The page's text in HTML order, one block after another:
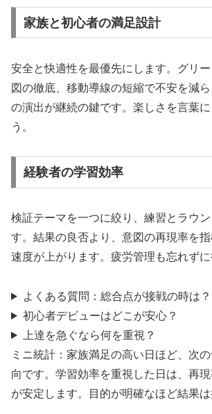
家族と初心者の満足設計
安全と快適性を最優先にします。グリ
図の徹底、移動導線の短縮で不安を減
の演出が継続の鍵です。楽しさを言葉
う。
経験者の学習効率
検証テーマを一つに絞り、練習とラウ
す。結果の良否より、意図の再現率を
速度が上がります。疲労管理も忘れずに
よくある質問：総合点が接戦の時は？
初心者デビューはどこが安心？
上達を急ぐなら何を重視？
ミニ統計：家族満足の高い日ほど、次
向です。学習効率を重視した日は、再
が安定します。目的が明確なほど結果は